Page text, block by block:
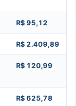
R$ 95,12
R$ 2.409,89
R$ 120,99
R$ 625,78